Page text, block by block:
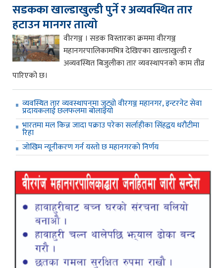
सडकका खाल्डाखुल्डी पुर्ने र अव्यवस्थित तार
हटाउन मानगर तात्यो
वीरगञ्ज । सडक विस्तारका क्रममा वीरगञ्ज
महानगरपालिकामभित्र देखिएका खाल्डाखुल्डी र
अव्यवस्थित बिजुलीका तार व्यवस्थापनको काम तीव्र
पारिएको छ।
व्यवस्थित तार व्यवस्थापनमा जुट्यो वीरगञ्ज महानगर, इन्टरनेट सेवा
प्रदायकलाई छलफलमा बोलाइयो
भारतमा मल किन्न जादा पक्राउ परेका सर्लाहीका सिंहद्वय धरौटीमा
रिहा
जाेखिम न्यूनीकरण गर्न यस्ताे छ महानगरकाे निर्णय